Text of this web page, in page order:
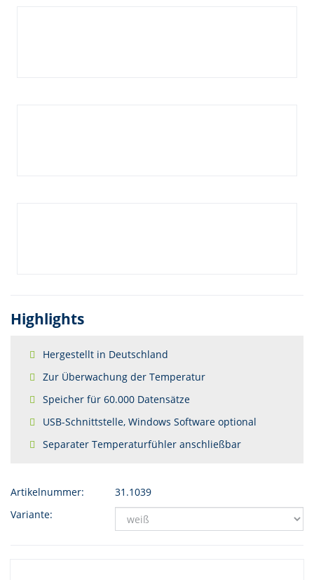
Highlights
Hergestellt in Deutschland
Zur Überwachung der Temperatur
Speicher für 60.000 Datensätze
USB-Schnittstelle, Windows Software optional
Separater Temperaturfühler anschließbar
Artikelnummer:
31.1039
Variante: